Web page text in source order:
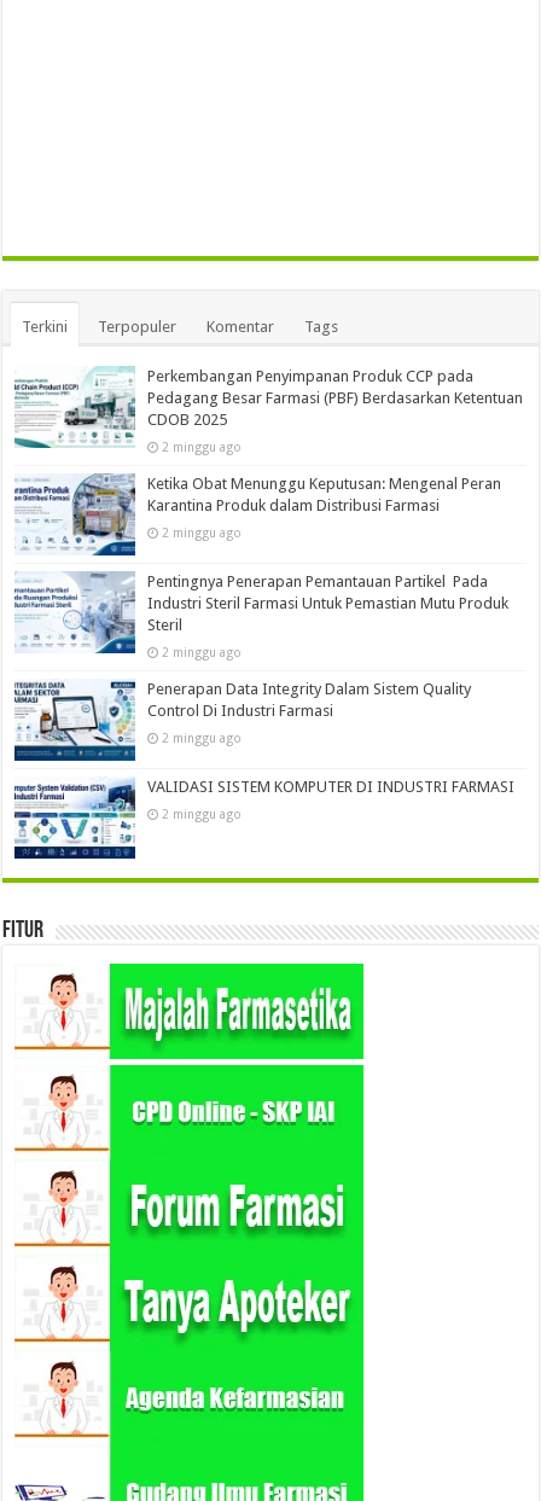
Terkini Terpopuler Komentar Tags
Perkembangan Penyimpanan Produk CCP pada
Pedagang Besar Farmasi (PBF) Berdasarkan Ketentuan
CDOB 2025
2 minggu ago
Ketika Obat Menunggu Keputusan: Mengenal Peran
Karantina Produk dalam Distribusi Farmasi
2 minggu ago
Pentingnya Penerapan Pemantauan Partikel Pada
Industri Steril Farmasi Untuk Pemastian Mutu Produk
Steril
2 minggu ago
Penerapan Data Integrity Dalam Sistem Quality
Control Di Industri Farmasi
2 minggu ago
VALIDASI SISTEM KOMPUTER DI INDUSTRI FARMASI
2 minggu ago
Fitur